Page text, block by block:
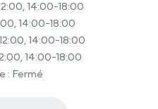
14:00-18:00
14:00-18:00
14:00-18:00
14:00-18:00
: Fermé